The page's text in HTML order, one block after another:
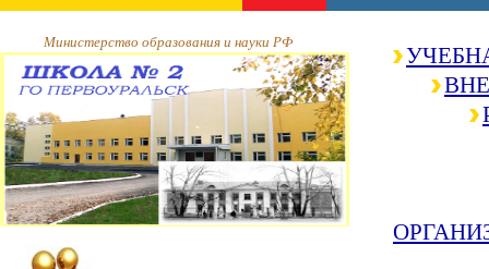
Министерство образования и науки РФ